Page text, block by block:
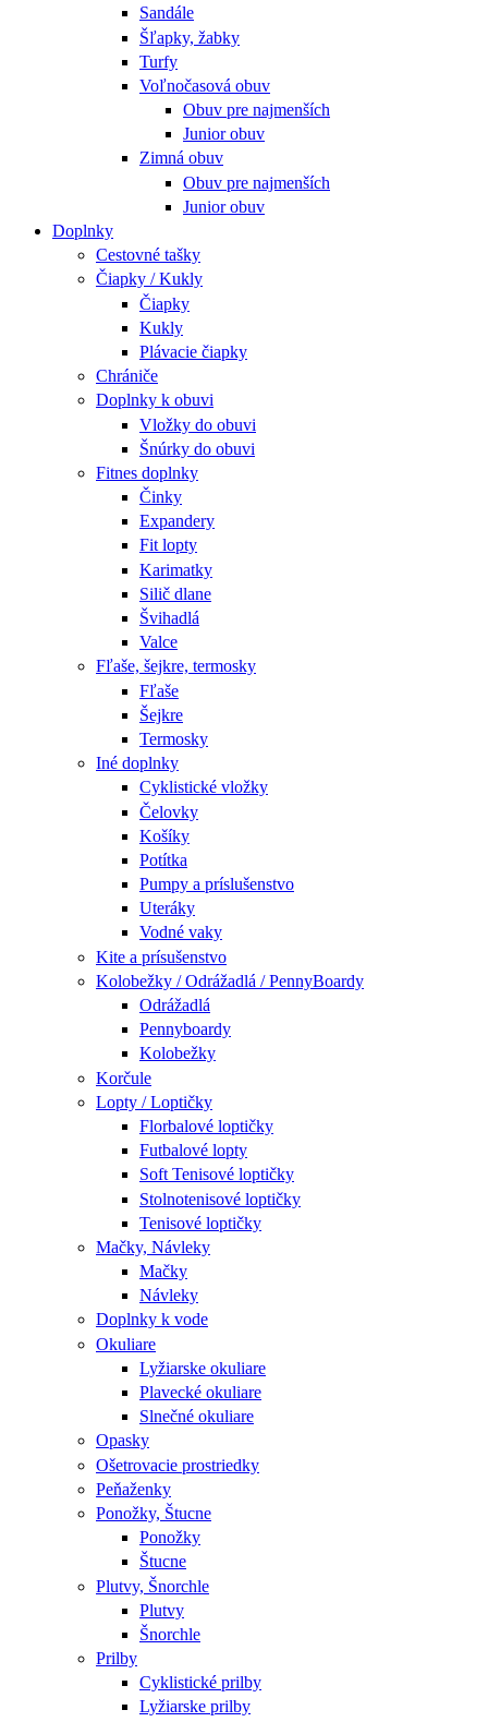
Sandále
Šľapky, žabky
Turfy
Voľnočasová obuv
Obuv pre najmenších
Junior obuv
Zimná obuv
Obuv pre najmenších
Junior obuv
Doplnky
Cestovné tašky
Čiapky / Kukly
Čiapky
Kukly
Plávacie čiapky
Chrániče
Doplnky k obuvi
Vložky do obuvi
Šnúrky do obuvi
Fitnes doplnky
Činky
Expandery
Fit lopty
Karimatky
Silič dlane
Švihadlá
Valce
Fľaše, šejkre, termosky
Fľaše
Šejkre
Termosky
Iné doplnky
Cyklistické vložky
Čelovky
Košíky
Potítka
Pumpy a príslušenstvo
Uteráky
Vodné vaky
Kite a prísušenstvo
Kolobežky / Odrážadlá / PennyBoardy
Odrážadlá
Pennyboardy
Kolobežky
Korčule
Lopty / Loptičky
Florbalové loptičky
Futbalové lopty
Soft Tenisové loptičky
Stolnotenisové loptičky
Tenisové loptičky
Mačky, Návleky
Mačky
Návleky
Doplnky k vode
Okuliare
Lyžiarske okuliare
Plavecké okuliare
Slnečné okuliare
Opasky
Ošetrovacie prostriedky
Peňaženky
Ponožky, Štucne
Ponožky
Štucne
Plutvy, Šnorchle
Plutvy
Šnorchle
Prilby
Cyklistické prilby
Lyžiarske prilby